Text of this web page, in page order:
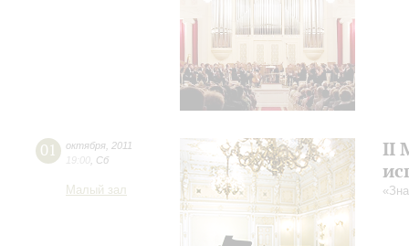
01 октября 2011
19:00 Сб
Малый зал
II